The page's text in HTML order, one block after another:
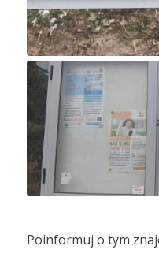
Poinformuj o tym